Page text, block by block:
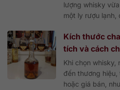
lượng whisky
một ly rượu lạnh,
Kích thước
tích và cách
Khi chọn whisky,
đến thương
hoặc giá bán,